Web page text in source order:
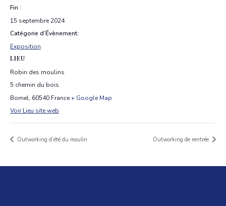
Fin :
15 septembre 2024
Catégorie d’Évènement:
Exposition
LIEU
Robin des moulins
5 chemin du bois
Bornel, 60540 France+ Google Map
Voir Lieu site web
Outworking d’été du moulin Outworking de rentrée